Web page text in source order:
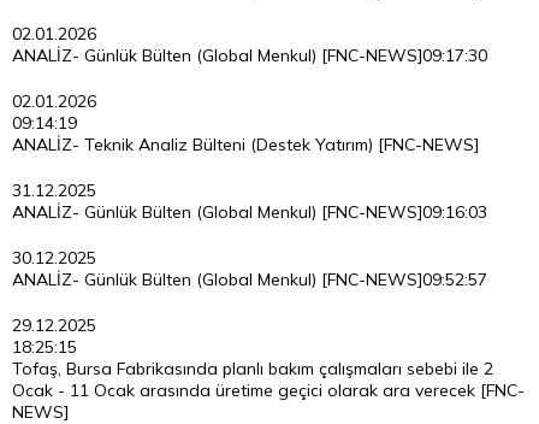
02.01.2026
09:17:30
ANALİZ- Günlük Bülten (Global Menkul) [FNC-NEWS]
02.01.2026
09:14:19
ANALİZ- Teknik Analiz Bülteni (Destek Yatırım) [FNC-NEWS]
31.12.2025
09:16:03
ANALİZ- Günlük Bülten (Global Menkul) [FNC-NEWS]
30.12.2025
09:52:57
ANALİZ- Günlük Bülten (Global Menkul) [FNC-NEWS]
29.12.2025
18:25:15
Tofaş, Bursa Fabrikasında planlı bakım çalışmaları sebebi ile 2
Ocak - 11 Ocak arasında üretime geçici olarak ara verecek [FNC-
NEWS]